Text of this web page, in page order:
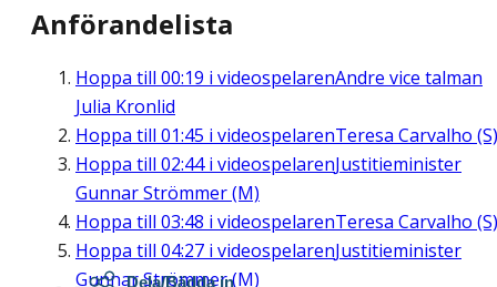
Anförandelista
Hoppa till 00:19 i videospelarenAndre vice talman
Julia Kronlid
Hoppa till 01:45 i videospelarenTeresa Carvalho (S)
Hoppa till 02:44i videospelarenJustitieminister
Gunnar Strömmer (M)
Hoppa till 03:48 i videospelarenTeresa Carvalho (S)
Hoppa till 04:27 i videospelarenJustitieminister
Gunnar Strömmer (M)
Dela/Bädda in